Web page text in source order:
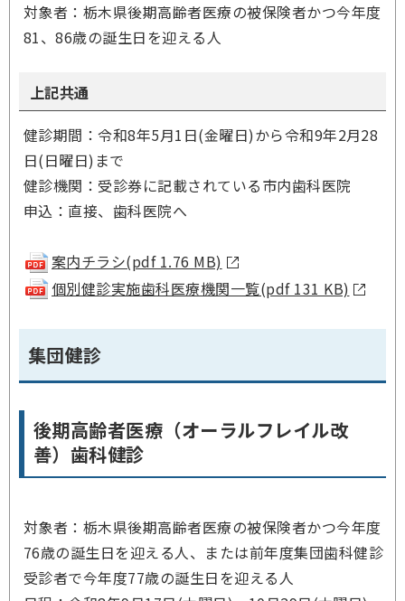
対象者：栃木県後期高齢者医療の被保険者かつ今年度
81、86歳の誕生日を迎える人
上記共通
健診期間：令和8年5月1日(金曜日)から令和9年2月28
日(日曜日)まで
健診機関：受診券に記載されている市内歯科医院
申込：直接、歯科医院へ
案内チラシ(pdf 1.76 MB)
個別健診実施歯科医療機関一覧(pdf 131 KB)
集団健診
後期高齢者医療（オーラルフレイル改
善）歯科健診
対象者：栃木県後期高齢者医療の被保険者かつ今年度
76歳の誕生日を迎える人、または前年度集団歯科健診
受診者で今年度77歳の誕生日を迎える人